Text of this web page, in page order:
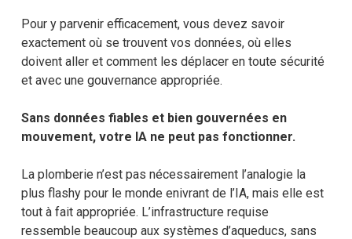
Pour y parvenir efficacement, vous devez savoir
exactement où se trouvent vos données, où elles
doivent aller et comment les déplacer en toute sécurité
et avec une gouvernance appropriée.
Sans données fiables et bien gouvernées en
mouvement, votre IA ne peut pas fonctionner.
La plomberie n’est pas nécessairement l’analogie la
plus flashy pour le monde enivrant de l’IA, mais elle est
tout à fait appropriée. L’infrastructure requise
ressemble beaucoup aux systèmes d’aqueducs, sans